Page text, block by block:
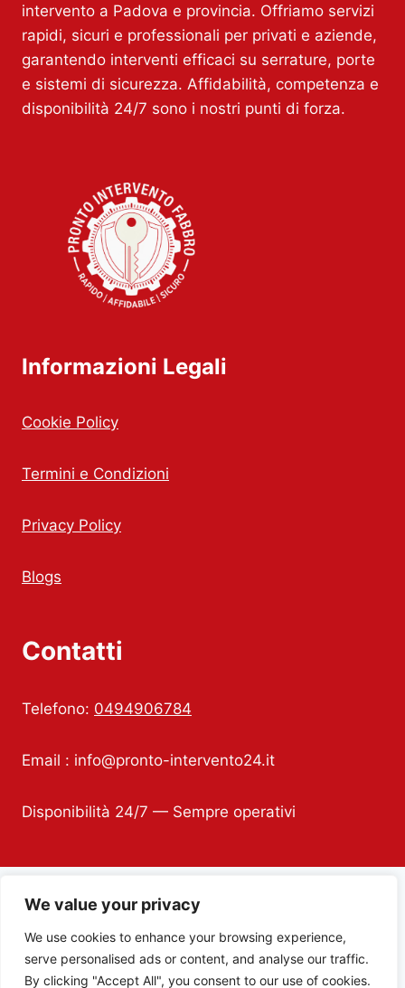
We value your privacy
We use cookies to enhance your browsing experience,
serve personalised ads or content, and analyse our traffic.
By clicking "Accept All", you consent to our use of cookies.
intervento a Padova e provincia. Offriamo servizi
rapidi, sicuri e professionali per privati e aziende,
garantendo interventi efficaci su serrature, porte
e sistemi di sicurezza. Affidabilità, competenza e
disponibilità 24/7 sono i nostri punti di forza.
Informazioni Legali
Cookie Policy
Termini e Condizioni
Privacy Policy
Blogs
Contatti
Telefono: 0494906784
Email : info@pronto-intervento24.it
Disponibilità 24/7 — Sempre operativi
All Rights Reserved | P.IVA16638661005| E-mail:
info@pronto-intervento24.it